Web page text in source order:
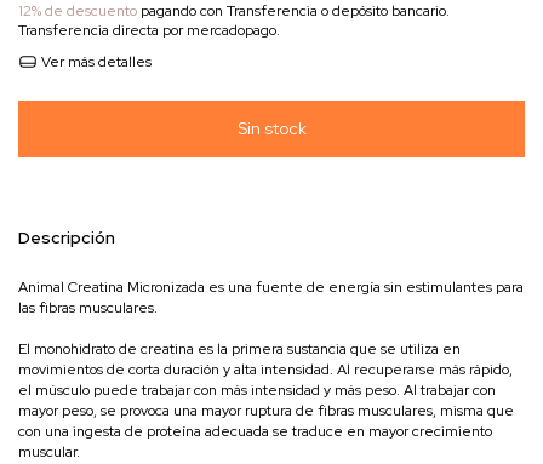
12% de descuento pagando con Transferencia o depósito bancario.
Transferencia directa por mercadopago.
Ver más detalles
Descripción
Animal Creatina Micronizada es una fuente de energía sin estimulantes para
las fibras musculares.
El monohidrato de creatina es la primera sustancia que se utiliza en
movimientos de corta duración y alta intensidad. Al recuperarse más rápido,
el músculo puede trabajar con más intensidad y más peso. Al trabajar con
mayor peso, se provoca una mayor ruptura de fibras musculares, misma que
con una ingesta de proteína adecuada se traduce en mayor crecimiento
muscular.